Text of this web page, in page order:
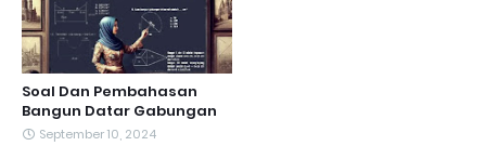
Soal Dan Pembahasan
Bangun Datar Gabungan
September 10, 2024